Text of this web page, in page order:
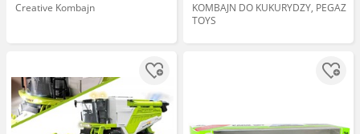
Creative Kombajn
KOMBAJN DO KUKURYDZY, PEGAZ
TOYS